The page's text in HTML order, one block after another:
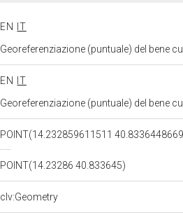
EN
IT
Georeferenziazione (puntuale) del bene
EN
IT
Georeferenziazione (puntuale) del bene
POINT(14.232859611511
POINT(14.23286 40.833645)
clv:Geometry